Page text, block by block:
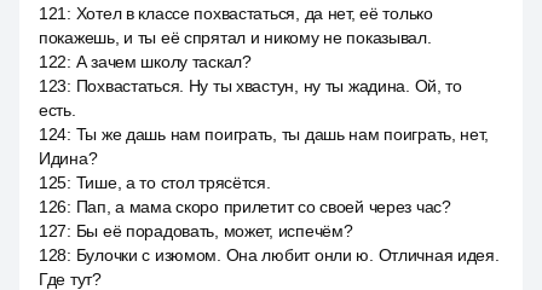
121 : Хотел в классе похвастаться, да нет, её только
покажешь, и ты её спрятал и никому не показывал.
122: А зачем школу таскал?
123: Похвастаться. Ну ты хвастун, ну ты жадина. Ой, то
есть.
124: Ты же дашь нам поиграть, ты дашь нам поиграть, нет,
Идина?
125: Тише, а то стол трясётся.
126: Пап, а мама скоро прилетит со своей через час?
127: Бы её порадовать, может, испечём?
128: Булочки с изюмом. Она любит онли ю. Отличная идея.
Где тут?